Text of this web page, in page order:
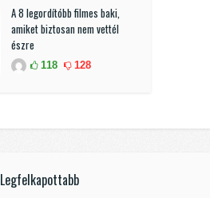
A 8 legordítóbb filmes baki,
amiket biztosan nem vettél
észre
118 128
Legfelkapottabb